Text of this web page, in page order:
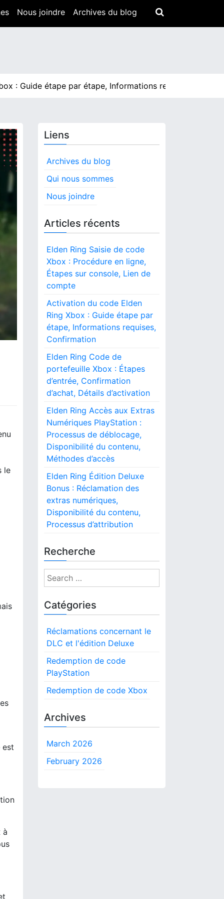
Nous joindre Archives du blog
étape par étape, Informations requises, Confirmation
le
est
à
Liens
Archives du blog
Qui nous sommes
Nous joindre
Articles récents
Elden Ring Saisie de code
Xbox : Procédure en ligne,
Étapes sur console, Lien de
compte
Activation du code Elden
Ring Xbox : Guide étape par
étape, Informations requises,
Confirmation
Elden Ring Code de
portefeuille Xbox : Étapes
d’entrée, Confirmation
d’achat, Détails d’activation
Elden Ring Accès aux Extras
Numériques PlayStation :
Processus de déblocage,
Disponibilité du contenu,
Méthodes d’accès
Elden Ring Édition Deluxe
Bonus : Réclamation des
extras numériques,
Disponibilité du contenu,
Processus d’attribution
Recherche
S
e
a
r
h
o
Catégories
Réclamations concernant le
DLC et l'édition Deluxe
Redemption de code
PlayStation
Redemption de code Xbox
Archives
March 2026
February 2026